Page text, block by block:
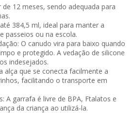
de 12 meses, sendo adequada para
384,5 ml, ideal para manter a
passeios ou na escola.
O canudo vira para baixo quando
e protegido. A vedação de silicone
indesejados.
alça que se conecta facilmente a
facilitando o transporte em
A garrafa é livre de BPA, Ftalatos e
da criança ao utilizá-la.